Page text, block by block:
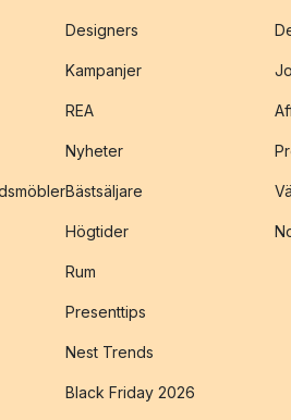
Designers
Kampanjer
REA
Nyheter
Bästsäljare
Högtider
Rum
Presenttips
Nest Trends
Black Friday 2026